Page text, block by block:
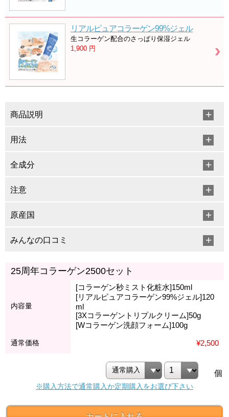
リアルピュアコラーゲン99%ジェル
生コラーゲン配合のさっぱり保湿ジェル
1,900 円
商品説明
用法
全成分
注意
原産国
みんなの口コミ
25周年コラーゲン2500セット
内容量
[コラーゲン秒ミスト化粧水]150ml
[リアルピュアコラーゲン99%ジェル]120
ml
[3Xコラーゲントリプルクリーム]50g
[Wコラーゲン洗顔フォーム]100g
通常価格 ¥2,500
個
※購入方法で通常購入か定期購入をお選び下さい